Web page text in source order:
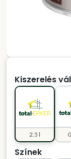
Kiszerelés
2.5 l
Színek